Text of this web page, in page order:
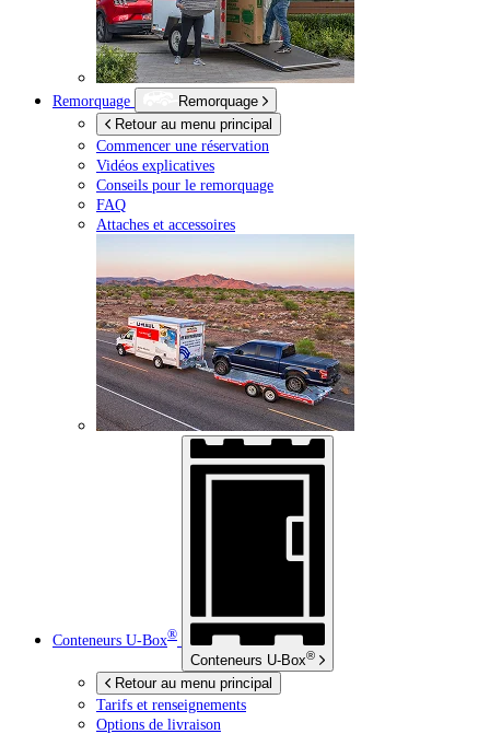
Remorquage
Remorquage
Retour au menu principal
Commencer une réservation
Vidéos explicatives
Conseils pour le remorquage
FAQ
Attaches et accessoires
Conteneurs U-Box®
Conteneurs U-Box®
Retour au menu principal
Tarifs et renseignements
Options de livraison